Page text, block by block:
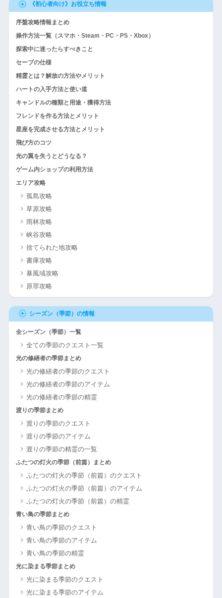
《初心者向け》お役立ち情報
序盤攻略情報まとめ
操作方法一覧（スマホ・Steam・PC・PS・Xbox）
探索中に迷ったらすべきこと
セーブの仕様
精霊とは？解放の方法やメリット
ハートの入手方法と使い道
キャンドルの種類と用途・獲得方法
フレンドを作る方法とメリット
星座を完成させる方法とメリット
飛び方のコツ
光の翼を失うとどうなる？
ゲーム内ショップの利用方法
エリア攻略
孤島攻略
草原攻略
雨林攻略
峡谷攻略
捨てられた地攻略
書庫攻略
暴風域攻略
原罪攻略
シーズン（季節）の情報
全シーズン（季節）一覧
全ての季節のクエスト一覧
光の修繕者の季節まとめ
光の修繕者の季節のクエスト
光の修繕者の季節のアイテム
光の修繕者の季節の精霊
渡りの季節まとめ
渡りの季節のクエスト
渡りの季節のアイテム
渡りの季節の精霊の一覧
ふたつの灯火の季節（前篇）まとめ
ふたつの灯火の季節（前篇）のクエスト
ふたつの灯火の季節（前篇）のアイテム
ふたつの灯火の季節（前篇）の精霊
青い鳥の季節まとめ
青い鳥の季節のクエスト
青い鳥の季節のアイテム
青い鳥の季節の精霊
光に染まる季節まとめ
光に染まる季節のクエスト
光に染まる季節のアイテム